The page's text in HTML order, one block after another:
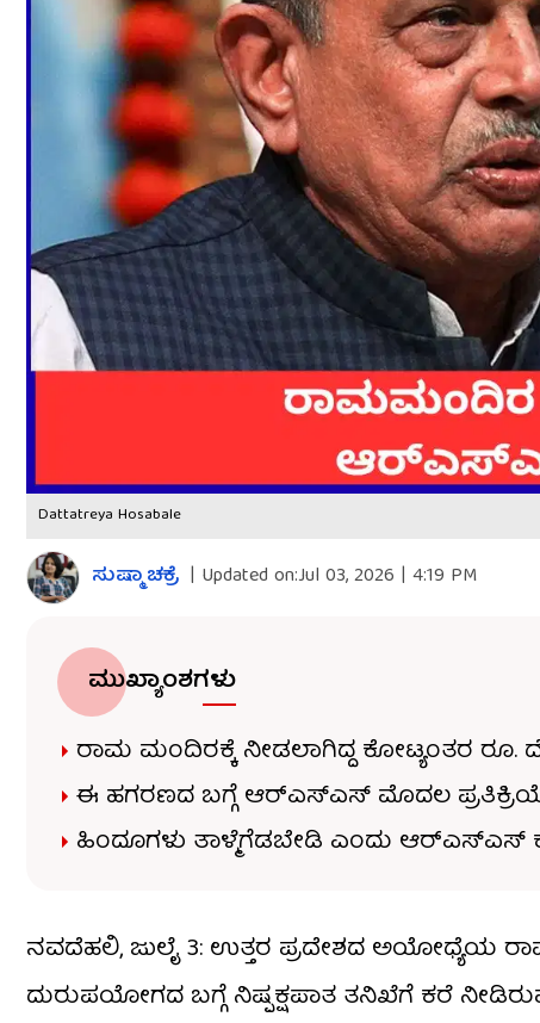
Dattatreya Hosabale
ಸುಷ್ಮಾ ಚಕ್ರೆ | Updated on:Jul 03, 2026 | 4:19 PM
ಮುಖ್ಯಾಂಶಗಳು
ರಾಮ ಮಂದಿರಕ್ಕೆ ನೀಡಲಾಗಿದ್ದ ಕೋಟ್ಯಂತರ ರೂ.
ಈ ಹಗರಣದ ಬಗ್ಗೆ ಆರ್​ಎಸ್​ಎಸ್​ ಮೊದಲ
ಹಿಂದೂಗಳು ತಾಳ್ಮೆಗೆಡಬೇಡಿ ಎಂದು ಆರ್​ಎಸ್​ಎಸ್​
ನವದೆಹಲಿ, ಜುಲೈ 3: ಉತ್ತರ ಪ್ರದೇಶದ ಅಯೋಧ್ಯೆಯ
ದುರುಪಯೋಗದ ಬಗ್ಗೆ ನಿಷ್ಪಕ್ಷಪಾತ ತನಿಖೆಗೆ ಕರೆ